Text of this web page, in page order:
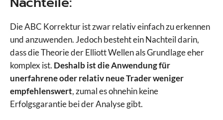
Die ABC Korrektur ist zwar relativ einfach zu erkennen
und anzuwenden. Jedoch besteht ein Nachteil darin,
dass die Theorie der Elliott Wellen als Grundlage eher
komplex ist. Deshalb ist die Anwendung für
unerfahrene oder relativ neue Trader weniger
empfehlenswert, zumal es ohnehin keine
Erfolgsgarantie bei der Analyse gibt.